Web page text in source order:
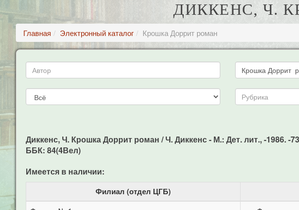
ДИККЕНС, Ч.
Главная Электронный каталог Крошка Доррит роман
Диккенс, Ч. Крошка Доррит роман / Ч. Диккенс - М.: Дет. лит., -1986. -
ББК: 84(4Вел)
Имеется в наличии:
Филиал (отдел ЦГБ)